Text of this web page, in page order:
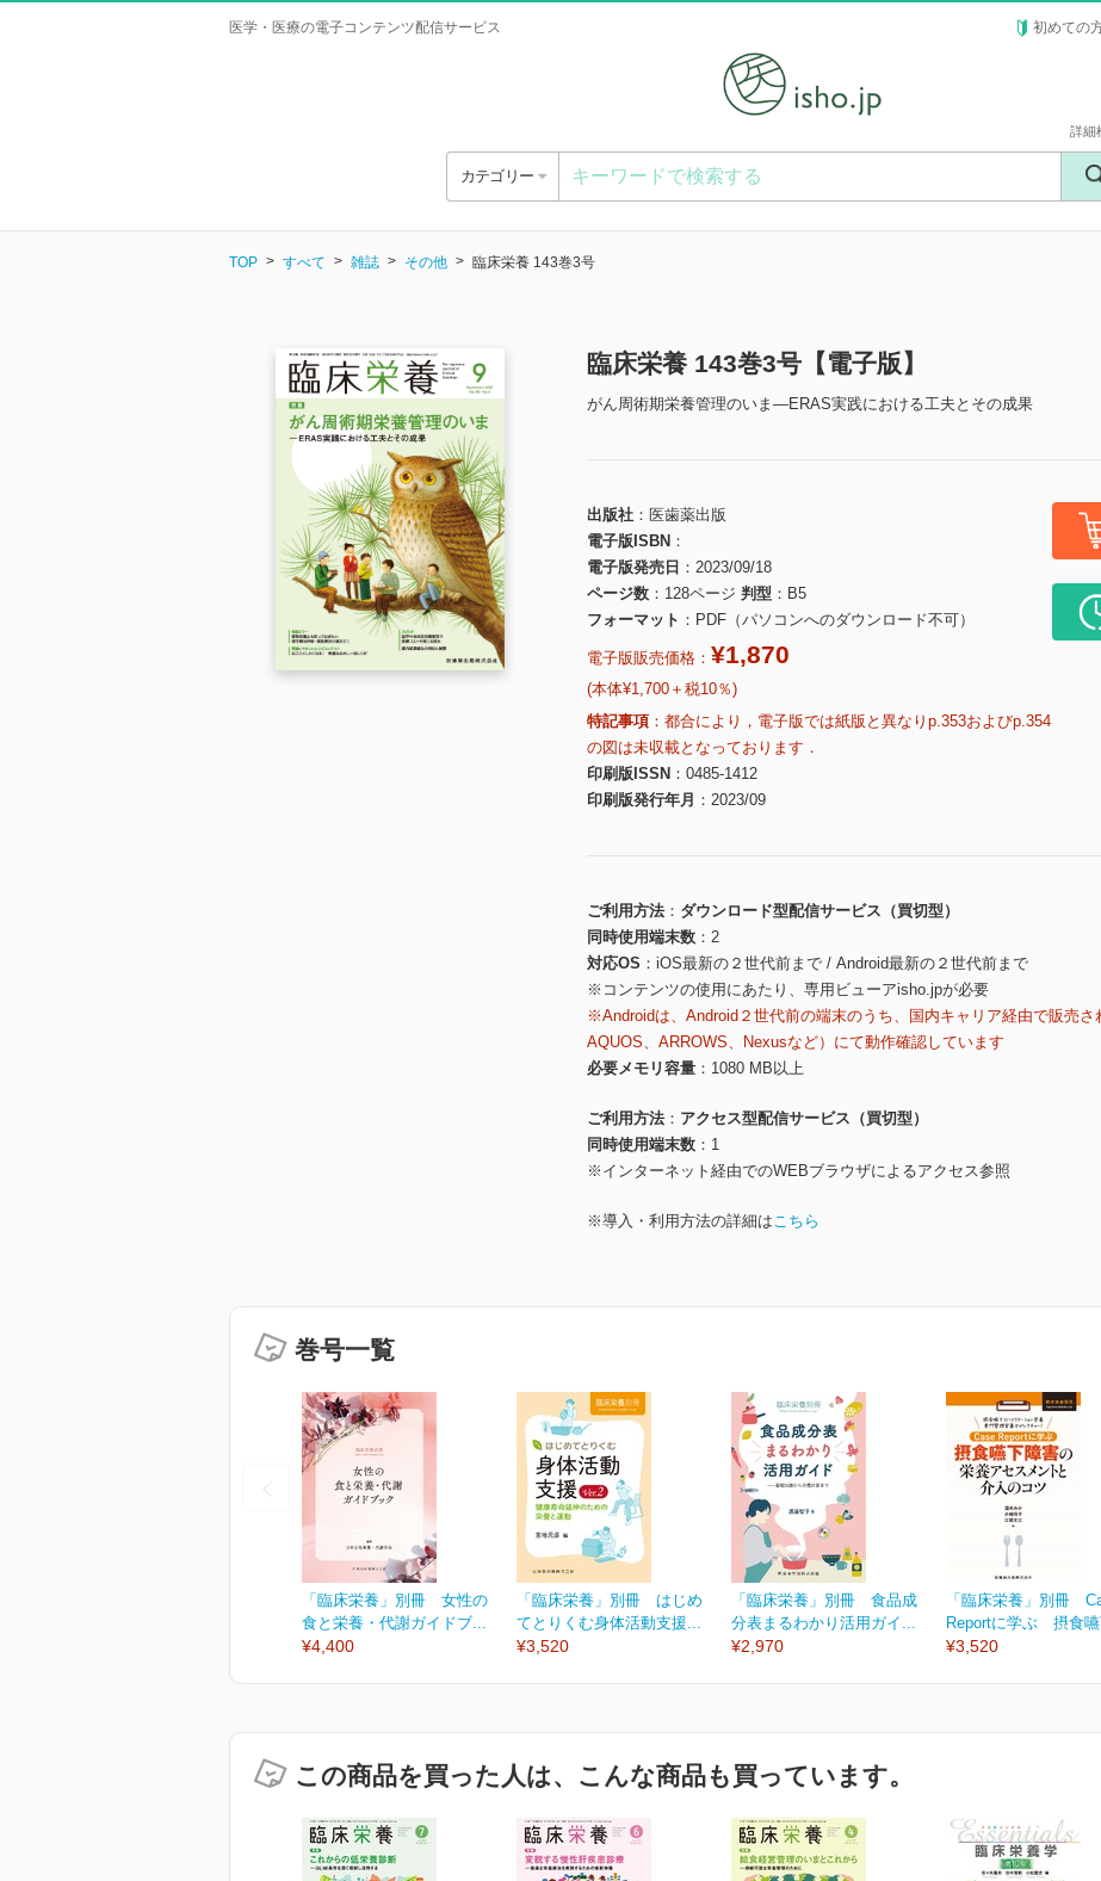
医学・医療の電子コンテンツ配信サービス 初めての
カテゴリー
詳細
TOP すべて 雑誌 その他 臨床栄養 143巻3号
臨床栄養 143巻3号【電子版】
がん周術期栄養管理のいま―ERAS実践における工夫とその成果
出版社
医歯薬出版
電子版ISBN
電子版発売日
2023/09/18
ページ数
128ページ 判型
B5
フォーマット
PDF（パソコンへのダウンロード不可）
電子版販売価格： ¥1,870
(本体¥1,700＋税10％)
特記事項
都合により，電子版では紙版と異なりp.353およびp.354
の図は未収載となっております．
印刷版ISSN
0485-1412
印刷版発行年月
2023/09
ご利用方法
ダウンロード型配信サービス（買切型）
同時使用端末数
2
対応OS
iOS最新の２世代前まで / Android最新の２世代前まで
※コンテンツの使用にあたり、専用ビューアisho.jpが必要
※Androidは、Android２世代前の端末のうち、国内キャリア経由で販売さ
AQUOS、ARROWS、Nexusなど）にて動作確認しています
必要メモリ容量
1080 MB以上
ご利用方法
アクセス型配信サービス（買切型）
同時使用端末数
1
※インターネット経由でのWEBブラウザによるアクセス参照
※導入・利用方法の詳細はこちら
巻号一覧
「臨床栄養」別冊 女性の
食と栄養・代謝ガイドブ...
¥4,400
「臨床栄養」別冊 はじめ
てとりくむ身体活動支援...
¥3,520
「臨床栄養」別冊 食品成
分表まるわかり活用ガイ...
¥2,970
「臨床栄養」別冊
Reportに学ぶ 摂食
¥3,520
この商品を買った人は、こんな商品も買っています。